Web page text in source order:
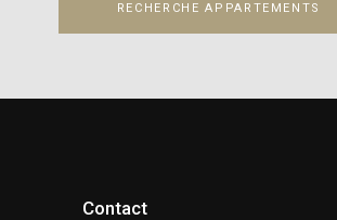
RECHERCHE APPARTEMENTS
Contact